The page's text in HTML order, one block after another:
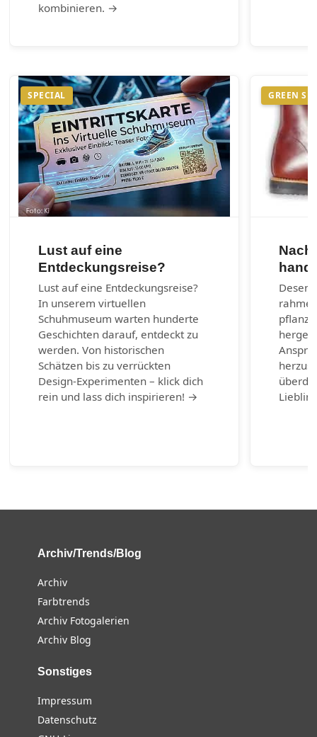
kombinieren. →
SPECIAL
Lust auf eine
Entdeckungsreise?
Lust auf eine Entdeckungsreise?
In unserem virtuellen
Schuhmuseum warten hunderte
Geschichten darauf, entdeckt zu
werden. Von historischen
Schätzen bis zu verrückten
Design-Experimenten – klick dich
rein und lass dich inspirieren! →
GREEN
Archiv/Trends/Blog
Archiv
Farbtrends
Archiv Fotogalerien
Archiv Blog
Sonstiges
Impressum
Datenschutz